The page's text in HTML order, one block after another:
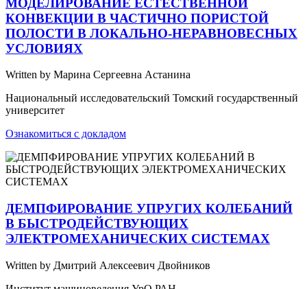
КОНВЕКЦИИ В ЧАСТИЧНО ПОРИСТОЙ
ПОЛОСТИ В ЛОКАЛЬНО-НЕРАВНОВЕСНЫХ
УСЛОВИЯХ
Written by Марина Сергеевна Астанина
Национальный исследовательский Томский государственный
университет
Ознакомиться с докладом
ДЕМПФИРОВАНИЕ УПРУГИХ КОЛЕБАНИЙ
В БЫСТРОДЕЙСТВУЮЩИХ
ЭЛЕКТРОМЕХАНИЧЕСКИХ СИСТЕМАХ
Written by Дмитрий Алексеевич Двойников